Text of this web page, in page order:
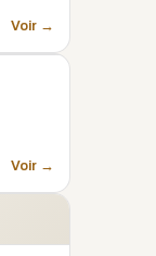
Voir →
Voir →